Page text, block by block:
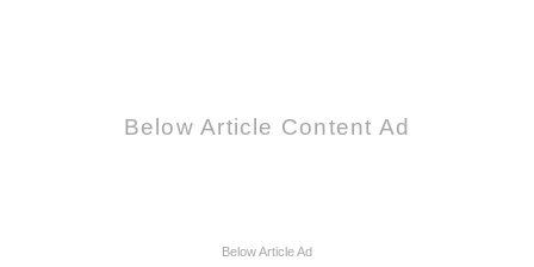
Below Article Content Ad
Below Article Ad